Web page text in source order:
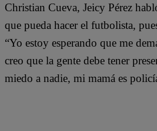
Christian Cueva, Jeicy Pérez
que pueda hacer el futbolista,
“Yo estoy esperando que me
creo que la gente debe tener
miedo a nadie, mi mamá es